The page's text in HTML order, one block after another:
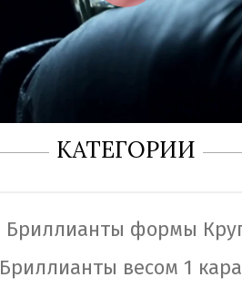
КАТЕГОРИИ
Бриллианты формы
Бриллианты весом 1